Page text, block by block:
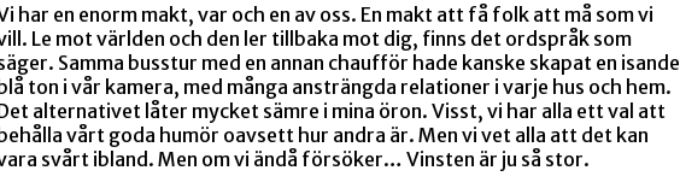
har en enorm makt, var och en av oss. En makt att få folk att må som vi
Le mot världen och den ler tillbaka mot dig, finns det ordspråk som
Samma busstur med en annan chaufför hade kanske skapat en isande
ton i vår kamera, med många ansträngda relationer i varje hus och hem.
alternativet låter mycket sämre i mina öron. Visst, vi har alla ett val att
vårt goda humör oavsett hur andra är. Men vi vet alla att det kan
svårt ibland. Men om vi ändå försöker… Vinsten är ju så stor.